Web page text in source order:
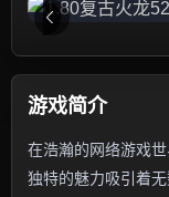
游戏简介
在浩瀚的网络游戏
独特的魅力吸引着